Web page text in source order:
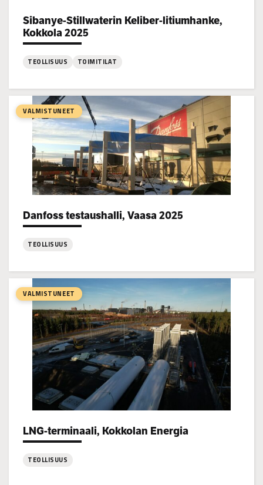
Sibanye-Stillwaterin Keliber-litiumhanke,
Kokkola 2025
Project types:
TEOLLISUUS TOIMITILAT
Sibanye-
Stillwaterin
Keliber-
litiumhanke,
Kokkola
2025
VALMISTUNEET
Danfoss testaushalli, Vaasa 2025
Project types:
TEOLLISUUS
Danfoss
testaushalli,
Vaasa
2025
VALMISTUNEET
LNG-terminaali, Kokkolan Energia
Project types:
TEOLLISUUS